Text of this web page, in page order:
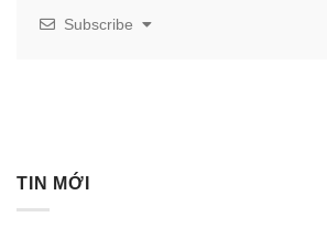
Subscribe
TIN MỚI